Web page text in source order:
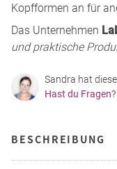
Kopfformen an für
Das Unternehmen
und praktische
Sandra hat
Hast du Fragen?
BESCHREIBUNG